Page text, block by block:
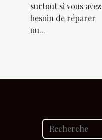
surtout si vous avez
besoin de réparer
ou...